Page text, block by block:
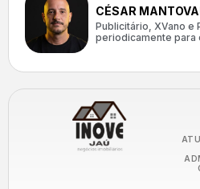
CÉSAR
Publicitário, XVano e
periodicamente para